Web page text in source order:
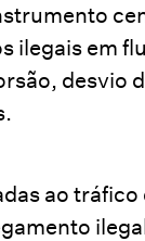
ilegais em
desvio
ao